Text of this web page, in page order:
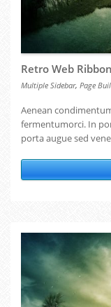
Retro Web
Multiple Sidebar, Page
Aenean
fermentumorci. In
porta augue sed